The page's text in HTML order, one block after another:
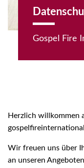
Gospel Fire
Herzlich willkommen
Wir freuen uns über
an unseren